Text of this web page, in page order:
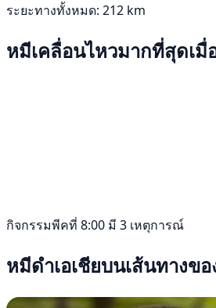
ระยะทางทั้งหมด: 212 km
หมีเคลื่อนไหวมากที่สุดเมื่
กิจกรรมพีคที่ 8:00 มี 3 เหตุการณ์
หมีดำเอเชียบนเส้นทางข